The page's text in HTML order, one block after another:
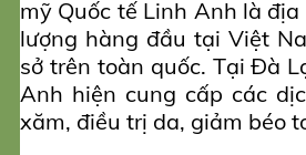
mỹ Quốc tế Linh Anh là
lượng hàng đầu tại Việt
sở trên toàn quốc. Tại Đà
Anh hiện cung cấp các
xăm, điều trị da, giảm béo